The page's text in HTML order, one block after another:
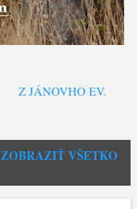
Z JÁNOVHO EV.
ZOBRAZIŤ VŠETKO